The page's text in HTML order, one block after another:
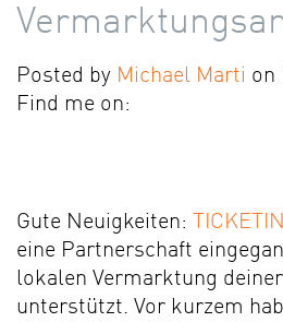
Posted by Michael Marti on
Find me on:
Gute Neuigkeiten:
eine Partnerschaft
lokalen Vermarktung
unterstützt. Vor kurzem